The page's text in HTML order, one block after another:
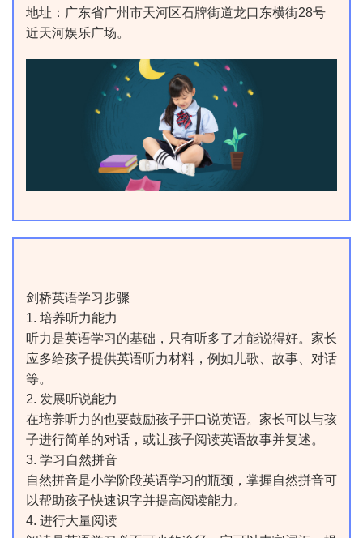
地址：广东省广州市天河区石牌街道龙口东横街28号
近天河娱乐广场。
剑桥英语学习步骤
1. 培养听力能力
听力是英语学习的基础，只有听多了才能说得好。家长
应多给孩子提供英语听力材料，例如儿歌、故事、对话
等。
2. 发展听说能力
在培养听力的也要鼓励孩子开口说英语。家长可以与孩
子进行简单的对话，或让孩子阅读英语故事并复述。
3. 学习自然拼音
自然拼音是小学阶段英语学习的瓶颈，掌握自然拼音可
以帮助孩子快速识字并提高阅读能力。
4. 进行大量阅读